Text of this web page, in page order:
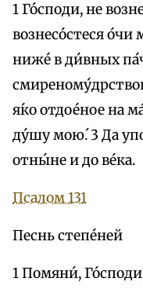
1 Го́споди, не
вознесо́стеся
ниже́ в ди́вных
я́ко отдое́ное на
ду́шу мою́. 3 Да
отны́не и до ве́ка.
Псалом 131
Песнь степе́ней
1 Помяни́,